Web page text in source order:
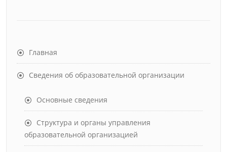
Главная
Сведения об образовательной организации
Основные сведения
Структура и органы управления
образовательной организацией